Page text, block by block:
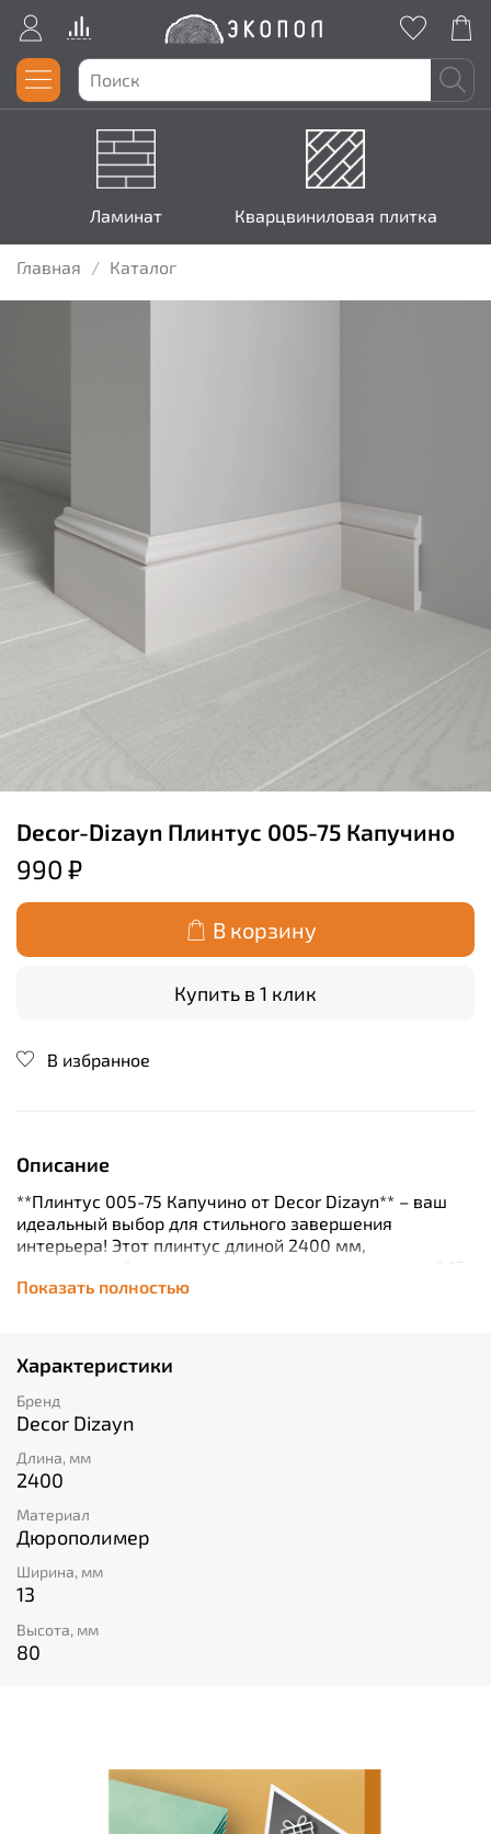
Ламинат Кварцвиниловая плитка
Главная Каталог
Decor-Dizayn Плинтус 005-75 Капучино
990 ₽
В корзину
Купить в 1 клик
В избранное
Описание
**Плинтус 005-75 Капучино от Decor Dizayn** – ваш
идеальный выбор для стильного завершения
интерьера! Этот плинтус длиной 2400 мм,
выполненный из прочного дюрополимера шириной 13
мм и высотой 80 мм в популярном оттенке капучино,
функциональности. Он легко монтируется и надежно
защищает стены от повреждений, обеспечивая
долговечность отделки помещения. Откройте новые
возможности дизайна вместе с продукцией бренда
Decor Dizayn!
Показать полностью
Характеристики
Бренд
Decor Dizayn
Длина, мм
2400
Материал
Дюрополимер
Ширина, мм
13
Высота, мм
80